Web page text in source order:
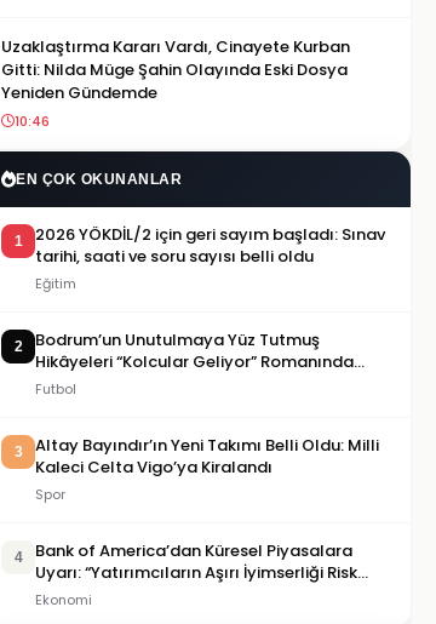
Uzaklaştırma Kararı Vardı, Cinayete Kurban
Gitti: Nilda Müge Şahin Olayında Eski Dosya
Yeniden Gündemde
10:46
EN ÇOK OKUNANLAR
1
2026 YÖKDİL/2 için geri sayım başladı: Sınav
tarihi, saati ve soru sayısı belli oldu
Eğitim
2
Bodrum’un Unutulmaya Yüz Tutmuş
Hikâyeleri “Kolcular Geliyor” Romanında
Hayat Buluyor
Futbol
3
Altay Bayındır’ın Yeni Takımı Belli Oldu: Milli
Kaleci Celta Vigo’ya Kiralandı
Spor
4
Bank of America’dan Küresel Piyasalara
Uyarı: “Yatırımcıların Aşırı İyimserliği Risk
Oluşturuyor”
Ekonomi